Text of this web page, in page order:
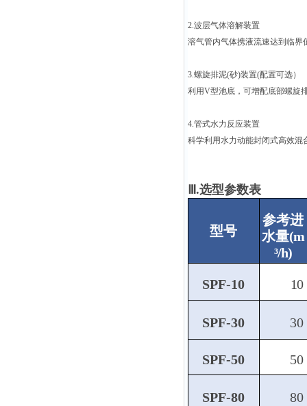
2.波层气体溶解装置
溶气管内气体携液流速达到临界
3.螺旋排泥(砂)装置(配置可选）
利用V型池底，可增配底部螺旋
4.管式水力反应装置
科学利用水力动能封闭式高效混
Ⅲ.选型参数表
型号
参考进
水量(m
³/h)
SPF-10 10
SPF-30 30
SPF-50 50
SPF-80 80